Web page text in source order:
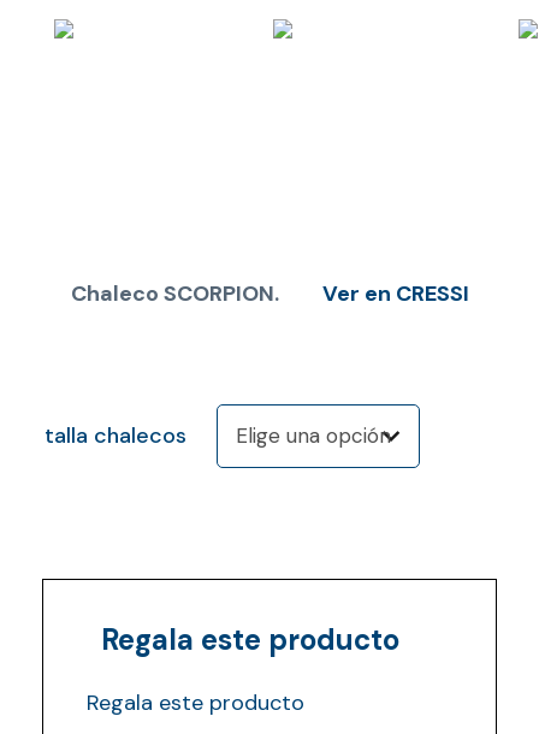
Chaleco SCORPION. Ver en CRESSI
talla chalecos
Regala este producto
Regala este producto